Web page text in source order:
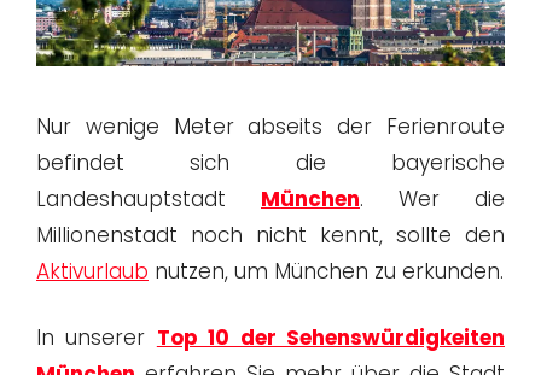
Nur wenige Meter abseits der Ferienroute
befindet sich die bayerische
Landeshauptstadt München. Wer die
Millionenstadt noch nicht kennt, sollte den
Aktivurlaub nutzen, um München zu erkunden.
In unserer Top 10 der Sehenswürdigkeiten